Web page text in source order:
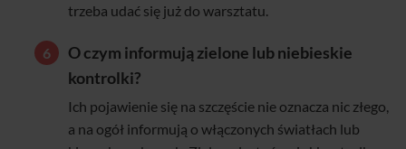
trzeba udać się już do warsztatu.
O czym informują zielone lub niebieskie
kontrolki?
Ich pojawienie się na szczęście nie oznacza nic złego,
a na ogół informują o włączonych światłach lub